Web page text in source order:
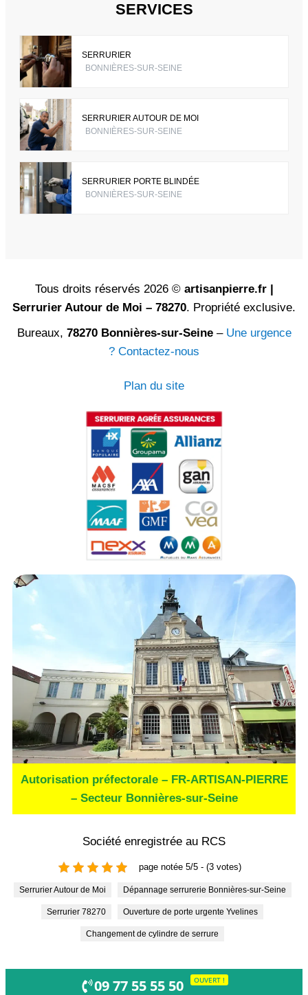
SERVICES
SERRURIER
BONNIÈRES-SUR-SEINE
SERRURIER AUTOUR DE MOI
BONNIÈRES-SUR-SEINE
SERRURIER PORTE BLINDÉE
BONNIÈRES-SUR-SEINE
Tous droits réservés 2026 © artisanpierre.fr |
Serrurier Autour de Moi – 78270. Propriété exclusive.
Bureaux, 78270 Bonnières-sur-Seine– Une urgence
? Contactez-nous
Plan du site
Autorisation préfectorale – FR-ARTISAN-PIERRE
– Secteur Bonnières-sur-Seine
Société enregistrée au RCS
page notée 5/5 - (3 votes)
Serrurier Autour de Moi Dépannage serrurerie Bonnières-sur-Seine
Serrurier 78270 Ouverture de porte urgente Yvelines
Changement de cylindre de serrure
09 77 55 55 50 OUVERT !